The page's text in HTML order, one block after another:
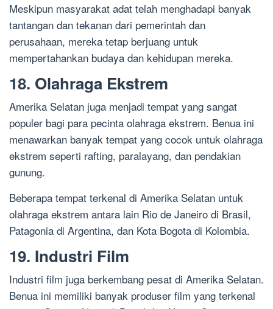
Meskipun masyarakat adat telah menghadapi banyak
tantangan dan tekanan dari pemerintah dan
perusahaan, mereka tetap berjuang untuk
mempertahankan budaya dan kehidupan mereka.
18. Olahraga Ekstrem
Amerika Selatan juga menjadi tempat yang sangat
populer bagi para pecinta olahraga ekstrem. Benua ini
menawarkan banyak tempat yang cocok untuk olahraga
ekstrem seperti rafting, paralayang, dan pendakian
gunung.
Beberapa tempat terkenal di Amerika Selatan untuk
olahraga ekstrem antara lain Rio de Janeiro di Brasil,
Patagonia di Argentina, dan Kota Bogota di Kolombia.
19. Industri Film
Industri film juga berkembang pesat di Amerika Selatan.
Benua ini memiliki banyak produser film yang terkenal